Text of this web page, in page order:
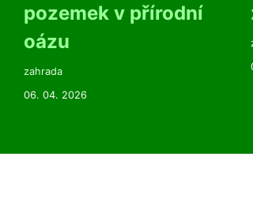
pozemek v přírodní
oázu
zahrada
06. 04. 2026